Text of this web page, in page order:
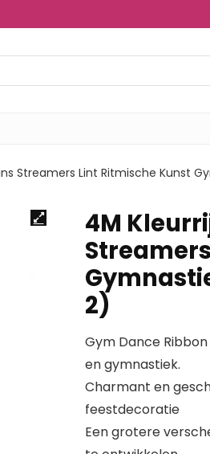
Streamers Lint Ritmische Kunst
4M
2)
Gym Dance
en gymnastiek.
Charmant en
feestdecoratie
Een grotere